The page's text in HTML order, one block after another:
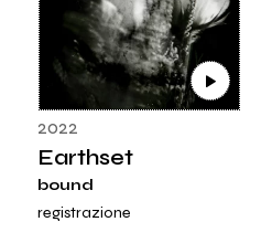
2022
Earthset
bound
registrazione